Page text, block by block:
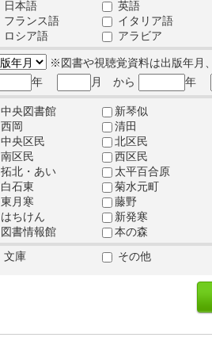
日本語
英語
フランス語
イタリア語
ロシア語
アラビア
※図書や視聴覚資料は出版年月
年
月 から 年
中央図書館
新琴似
西岡
清田
中央区民
北区民
南区民
西区民
拓北・あい
太平百合原
白石東
菊水元町
東月寒
藤野
はちけん
新発寒
図書情報館
本の森
文庫 その他